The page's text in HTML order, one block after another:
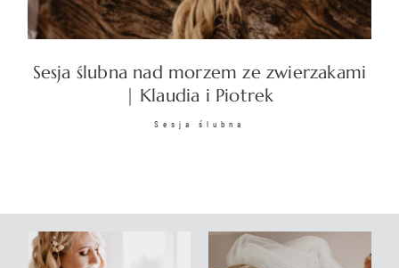
Sesja ślubna nad morzem ze zwierzakami
| Klaudia i Piotrek
Sesja ślubna
KONTAKT